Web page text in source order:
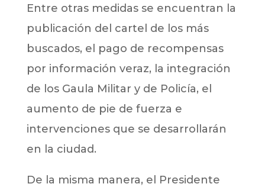
Entre otras medidas se encuentran la
publicación del cartel de los más
buscados, el pago de recompensas
por información veraz, la integración
de los Gaula Militar y de Policía, el
aumento de pie de fuerza e
intervenciones que se desarrollarán
en la ciudad.
De la misma manera, el Presidente